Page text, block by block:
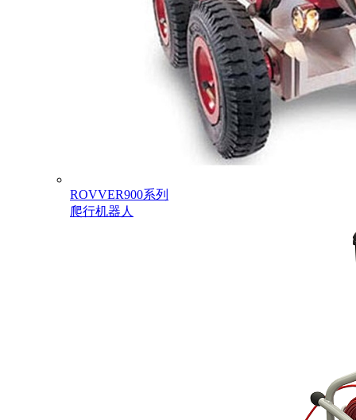
ROVVER900系列
爬行机器人